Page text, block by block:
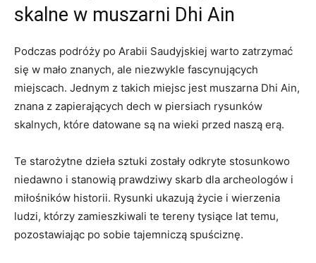
skalne w muszarni Dhi Ain
Podczas podróży po Arabii Saudyjskiej warto zatrzymać
się w mało ⁢znanych, ale​ niezwykle fascynujących
miejscach. Jednym z takich ‍miejsc jest muszarna Dhi Ain,
znana z zapierających dech w piersiach rysunków
skalnych, które datowane‌ są na ⁣wieki przed naszą erą.
Te starożytne dzieła sztuki zostały​ odkryte stosunkowo
niedawno i stanowią prawdziwy skarb dla archeologów i
miłośników historii.⁣ Rysunki ukazują życie i wierzenia
ludzi, ⁣którzy ​zamieszkiwali te tereny tysiące lat‍ temu,
pozostawiając po sobie tajemniczą spuściznę.